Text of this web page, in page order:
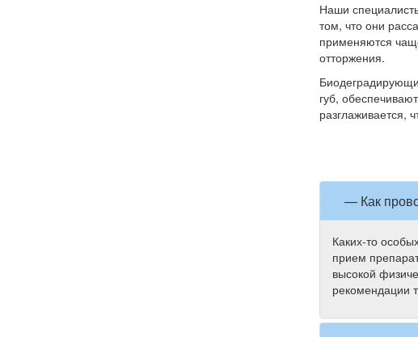
Наши
том, что они
применяются
отторжения.
губ,
разглаживается,
— Как
Каких-то
прием
высокой
рекомендации